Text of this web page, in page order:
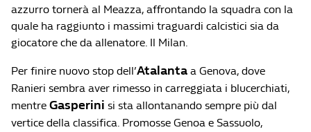
azzurro tornerà al Meazza, affrontando la squadra con la
quale ha raggiunto i massimi traguardi calcistici sia da
giocatore che da allenatore. Il Milan.
Per finire nuovo stop dell’Atalanta a Genova, dove
Ranieri sembra aver rimesso in carreggiata i blucerchiati,
mentre Gasperini si sta allontanando sempre più dal
vertice della classifica. Promosse Genoa e Sassuolo,